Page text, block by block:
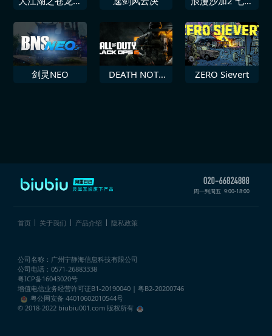
剑灵NEO
DEATH NOTE
ZERO Sievert
周一到周五 9:00-18:00
首页 关于我们 产品介绍 隐私政策
公司名称：广州宁静海信息科技有限公司
公司电话：0571-26883338
粤ICP备16043020号
增值电信业务经营许可证B1-20190040 | 粤B2-20200746
粤公网安备 44010602010544号
© 2018-2022 biubiu001.com 版权所有